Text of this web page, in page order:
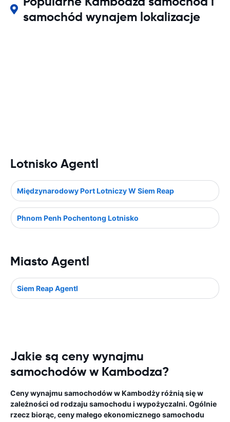
samochód wynajem lokalizacje
Lotnisko Agentl
Międzynarodowy Port Lotniczy W Siem Reap
Phnom Penh Pochentong Lotnisko
Miasto Agentl
Siem Reap Agentl
Jakie są ceny wynajmu
samochodów w Kambodza?
Ceny wynajmu samochodów w Kambodży różnią się w
zależności od rodzaju samochodu i wypożyczalni. Ogólnie
rzecz biorąc, ceny małego ekonomicznego samochodu